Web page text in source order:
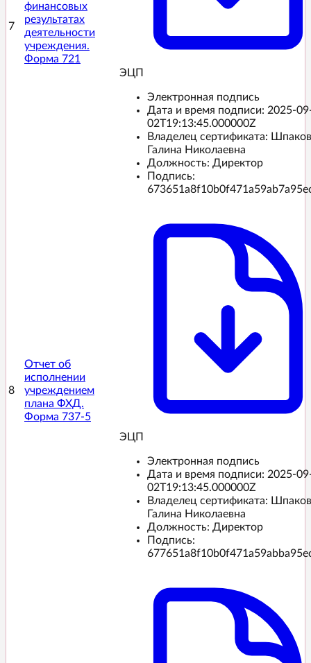
7
финансовых
результатах
деятельности
учреждения.
Форма 721
ЭЦП️
Электронная подпись
Дата и время подписи: 2025-
02T19:13:45.000000Z
Владелец сертификата:
Галина Николаевна
Должность: Директор
Подпись:
8
Отчет об
исполнении
учреждением
плана ФХД.
Форма 737-5
ЭЦП️
Электронная подпись
Дата и время подписи: 2025-
02T19:13:45.000000Z
Владелец сертификата:
Галина Николаевна
Должность: Директор
Подпись: